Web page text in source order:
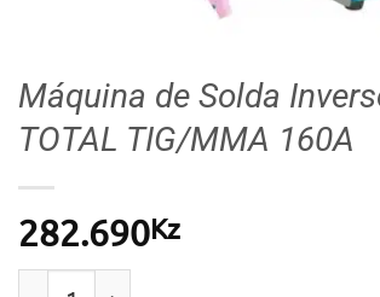
Máquina de Solda
TOTAL TIG/MMA 160A
282.690Kz